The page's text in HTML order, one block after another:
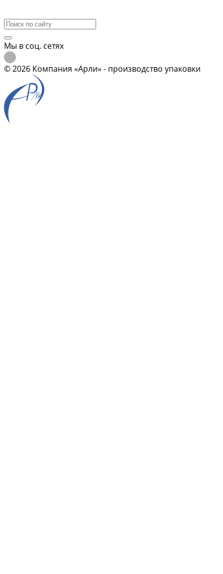
Мы в соц. сетях
© 2026 Компания «Арли» - производство упаковки